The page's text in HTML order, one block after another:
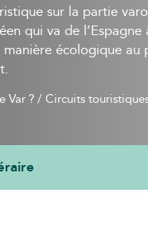
sur la partie
qui va de
écologique
Var ?/Circuits